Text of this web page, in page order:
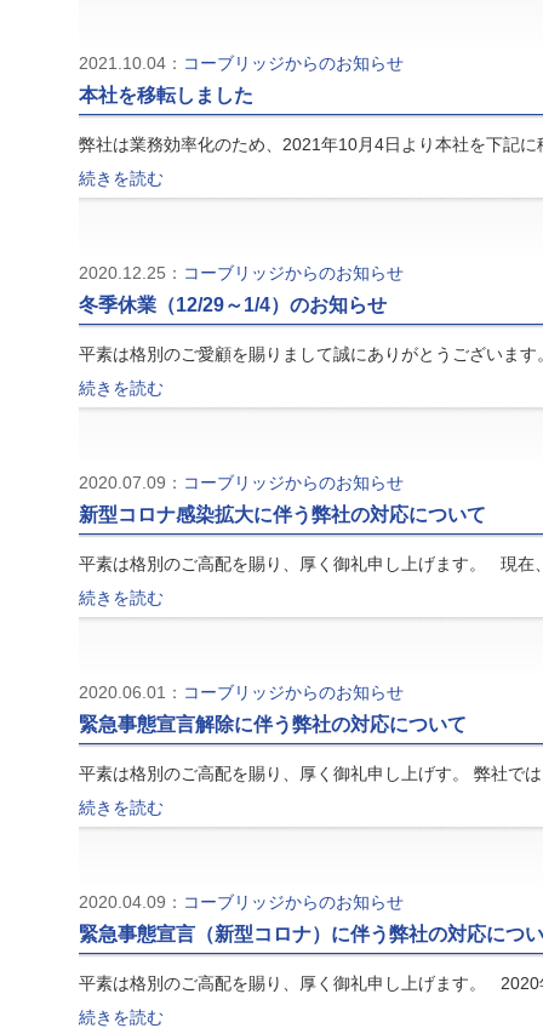
2021.10.04： コーブリッジからのお知らせ
本社を移転しました
弊社は業務効率化のため、2021年10月4日より本社を下記
続きを読む
2020.12.25： コーブリッジからのお知らせ
冬季休業（12/29～1/4）のお知らせ
平素は格別のご愛顧を賜りまして誠にありがとうございま
続きを読む
2020.07.09： コーブリッジからのお知らせ
新型コロナ感染拡大に伴う弊社の対応について
平素は格別のご高配を賜り、厚く御礼申し上げます。 現
続きを読む
2020.06.01： コーブリッジからのお知らせ
緊急事態宣言解除に伴う弊社の対応について
平素は格別のご高配を賜り、厚く御礼申し上げす。 弊社で
続きを読む
2020.04.09： コーブリッジからのお知らせ
緊急事態宣言（新型コロナ）に伴う弊社の対応につ
平素は格別のご高配を賜り、厚く御礼申し上げます。
続きを読む